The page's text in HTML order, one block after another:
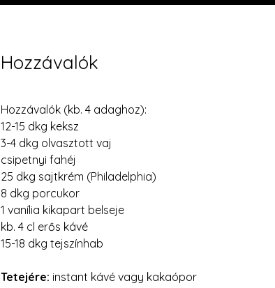
Hozzávalók
Hozzávalók (kb. 4 adaghoz):
12-15 dkg keksz
3-4 dkg olvasztott vaj
csipetnyi fahéj
25 dkg sajtkrém (Philadelphia)
8 dkg porcukor
1 vanília kikapart belseje
kb. 4 cl erős kávé
15-18 dkg tejszínhab
Tetejére: instant kávé vagy kakaópor